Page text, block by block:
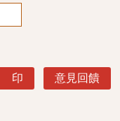
印 意見回饋